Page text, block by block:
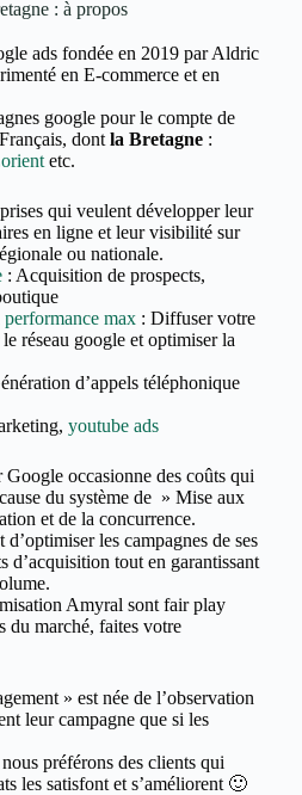
: à propos
ads fondée en 2019 par Aldric
en E-commerce et en
google pour le compte de
dont la Bretagne:
etc.
qui veulent développer leur
en ligne et leur visibilité sur
ou nationale.
: Acquisition de prospects,
max: Diffuser votre
réseau google et optimiser la
d’appels téléphonique
youtube ads
occasionne des coûts qui
du système de » Mise aux
et de la concurrence.
les campagnes de ses
d’acquisition tout en garantissant
Amyral sont fair play
du marché, faites votre
» est née de l’observation
leur campagne que si les
préférons des clients qui
les satisfont et s’améliorent 🙂